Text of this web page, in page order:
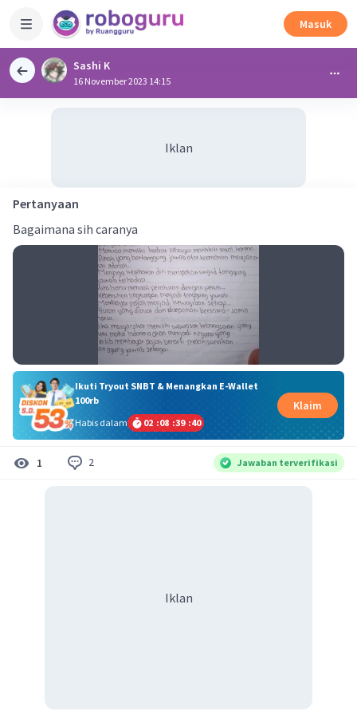
Masuk
Sashi K
16 November 2023 14:15
Iklan
Pertanyaan
Bagaimana sih caranya
Ikuti Tryout SNBT & Menangkan E-Wallet
100rb
Habis dalam
02 :08 :39 :39
Klaim
1 2 Jawaban terverifikasi
Iklan